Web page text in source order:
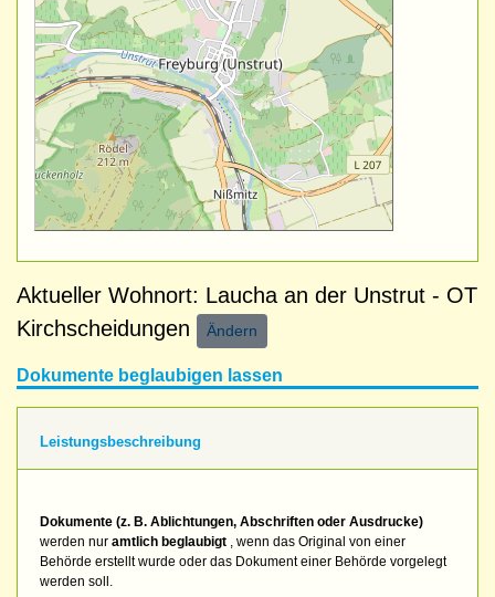
Aktueller Wohnort: Laucha an der Unstrut - OT
Kirchscheidungen
Ändern
Dokumente beglaubigen lassen
Leistungsbeschreibung
Dokumente (z. B. Ablichtungen, Abschriften oder Ausdrucke)
werden nur amtlich beglaubigt , wenn das Original von einer
Behörde erstellt wurde oder das Dokument einer Behörde vorgelegt
werden soll.